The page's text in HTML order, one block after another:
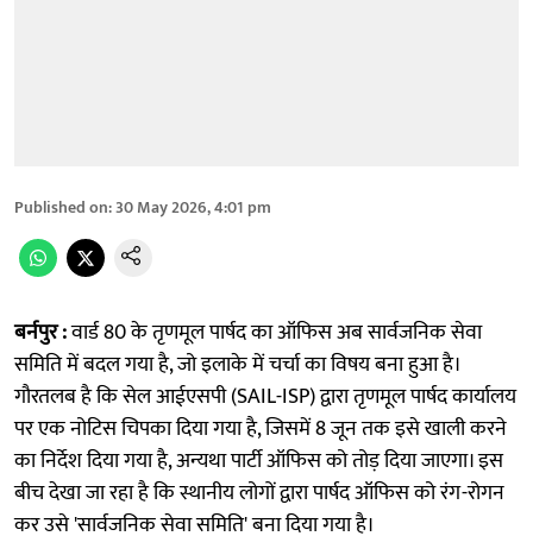
Published on:30 May 2026, 4:01 pm
बर्नपुर :वार्ड 80 के तृणमूल पार्षद का ऑफिस अब सार्वजनिक सेवा
समिति में बदल गया है, जो इलाके में चर्चा का विषय बना हुआ है।
गौरतलब है कि सेल आईएसपी (SAIL-ISP) द्वारा तृणमूल पार्षद कार्यालय
पर एक नोटिस चिपका दिया गया है, जिसमें 8 जून तक इसे खाली करने
का निर्देश दिया गया है, अन्यथा पार्टी ऑफिस को तोड़ दिया जाएगा। इस
बीच देखा जा रहा है कि स्थानीय लोगों द्वारा पार्षद ऑफिस को रंग-रोगन
कर उसे 'सार्वजनिक सेवा समिति' बना दिया गया है।